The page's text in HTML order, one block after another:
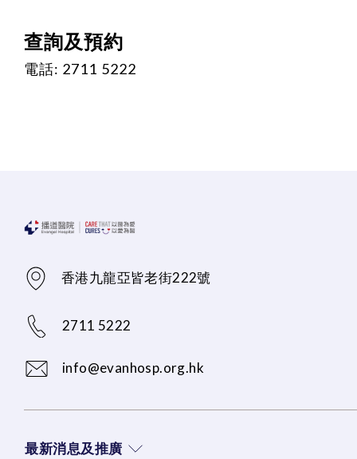
查詢及預約
電話: 2711 5222
香港九龍亞皆老街222號
2711 5222
info@evanhosp.org.hk
最新消息及推廣